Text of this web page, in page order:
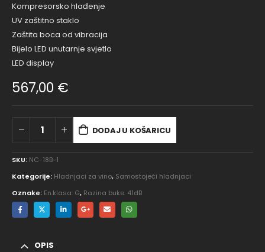
Kompresorsko hlađenje
UV zaštitno staklo
Zaštita boca od vibracija
Bijelo LED unutarnje svjetlo
LED display
567,00 €
DODAJ U KOŠARICU
SKU: NC-18B-1
Kategorije: Hladnjaci za vino, Samostojeći hladnjaci
Oznake: En.klasa: G, Razina buke: 41dB
OPIS